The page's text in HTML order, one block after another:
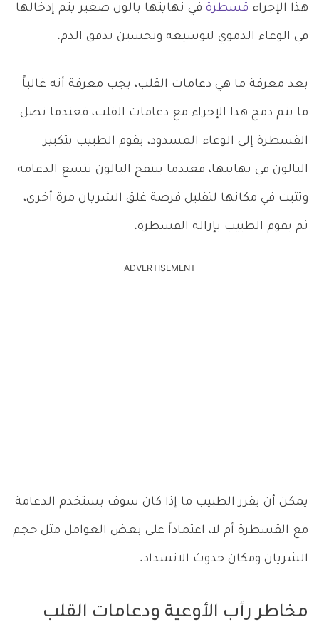
هذا الإجراء قسطرة في نهايتها بالون صغير يتم إدخالها
في الوعاء الدموي لتوسيعه وتحسين تدفق الدم.
بعد معرفة ما هي دعامات القلب، يجب معرفة أنه غالباً
ما يتم دمج هذا الإجراء مع دعامات القلب، فعندما تصل
القسطرة إلى الوعاء المسدود، يقوم الطبيب بتكبير
البالون في نهايتها، فعندما ينتفخ البالون تتسع الدعامة
وتثبت في مكانها لتقليل فرصة غلق الشريان مرة أخرى،
ثم يقوم الطبيب بإزالة القسطرة.
ADVERTISEMENT
يمكن أن يقرر الطبيب ما إذا كان سوف يستخدم الدعامة
مع القسطرة أم لا، اعتماداً على بعض العوامل مثل حجم
الشريان ومكان حدوث الانسداد.
مخاطر رأب الأوعية ودعامات القلب